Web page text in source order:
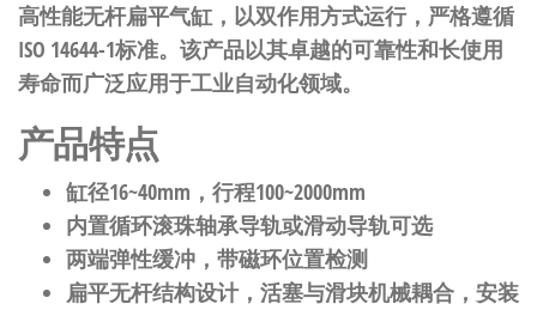
高性能无杆扁平气缸，以双作用方式运行，严格遵循
ISO 14644-1标准。该产品以其卓越的可靠性和长使用
寿命而广泛应用于工业自动化领域。
产品特点
缸径16~40mm，行程100~2000mm
内置循环滚珠轴承导轨或滑动导轨可选
两端弹性缓冲，带磁环位置检测
扁平无杆结构设计，活塞与滑块机械耦合，安装